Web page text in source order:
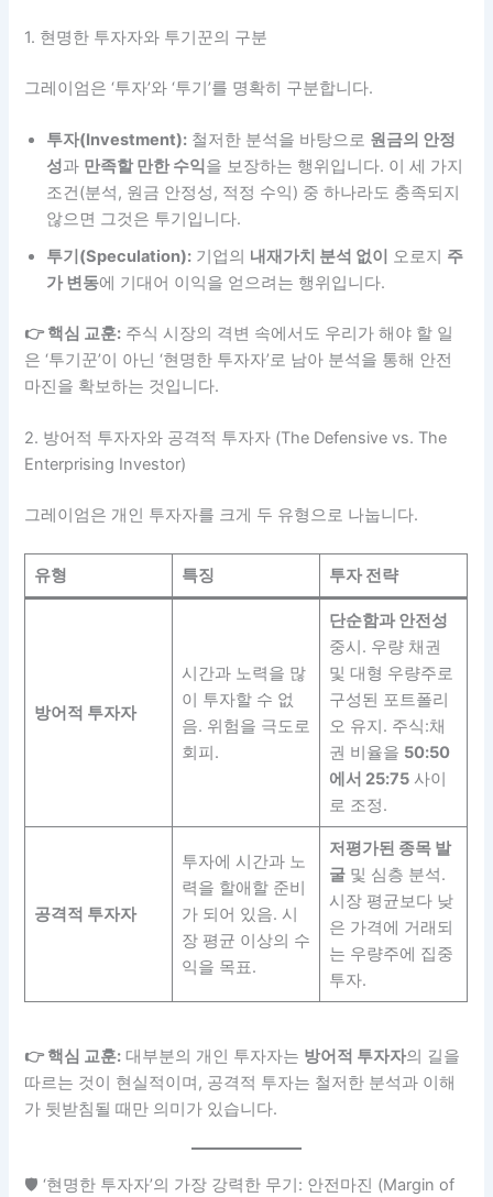
1. 현명한 투자자와 투기꾼의 구분
그레이엄은 ‘투자’와 ‘투기’를 명확히 구분합니다.
투자(Investment): 철저한 분석을 바탕으로 원금의 안정
성과 만족할 만한 수익을 보장하는 행위입니다. 이 세 가지
조건(분석, 원금 안정성, 적정 수익) 중 하나라도 충족되지
않으면 그것은 투기입니다.
투기(Speculation): 기업의 내재가치 분석 없이 오로지 주
가 변동에 기대어 이익을 얻으려는 행위입니다.
👉 핵심 교훈: 주식 시장의 격변 속에서도 우리가 해야 할 일
은 ‘투기꾼’이 아닌 ‘현명한 투자자’로 남아 분석을 통해 안전
마진을 확보하는 것입니다.
2. 방어적 투자자와 공격적 투자자 (The Defensive vs. The
Enterprising Investor)
그레이엄은 개인 투자자를 크게 두 유형으로 나눕니다.
유형 특징 투자 전략
방어적 투자자
시간과 노력을 많
이 투자할 수 없
음. 위험을 극도로
회피.
단순함과 안전성
중시. 우량 채권
및 대형 우량주로
구성된 포트폴리
오 유지. 주식:채
권 비율을 50:50
에서 25:75사이
로 조정.
공격적 투자자
투자에 시간과 노
력을 할애할 준비
가 되어 있음. 시
장 평균 이상의 수
익을 목표.
저평가된 종목 발
굴및 심층 분석.
시장 평균보다 낮
은 가격에 거래되
는 우량주에 집중
투자.
👉 핵심 교훈: 대부분의 개인 투자자는 방어적 투자자의 길을
따르는 것이 현실적이며, 공격적 투자는 철저한 분석과 이해
가 뒷받침될 때만 의미가 있습니다.
🛡️ ‘현명한 투자자’의 가장 강력한 무기: 안전마진 (Margin of